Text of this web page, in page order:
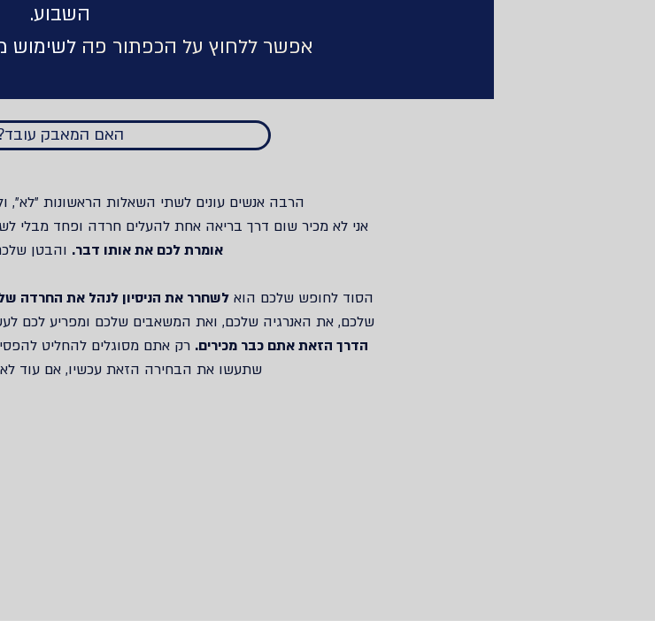
השבוע.
אפשר ללחוץ על הכפתור פה לשימוש
?האם המאבק עובד
הרבה אנשים עונים לשתי השאלות הראשונות ״לא״‫,‬
אני לא מכיר שום דרך בריאה אחת להעלים חרדה ופחד מבלי
אומרת לכם את אותו דבר‫.‬ והבטן
הסוד לחופש שלכם הוא לשחרר את הניסיון לנהל את החרדה
שלכם‫,‬ את האנרגיה שלכם‫,‬ ואת המשאבים שלכם ומפריע לכם
הדרך הזאת אתם כבר מכירים‫. רק אתם מסוגלים להחליט
שתעשו את הבחירה הזאת עכשיו‫,‬ אם עוד